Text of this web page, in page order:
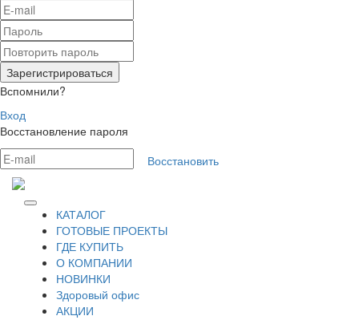
Вспомнили?
Вход
Восстановление пароля
Восстановить
КАТАЛОГ
ГОТОВЫЕ ПРОЕКТЫ
ГДЕ КУПИТЬ
О КОМПАНИИ
НОВИНКИ
Здоровый офис
АКЦИИ